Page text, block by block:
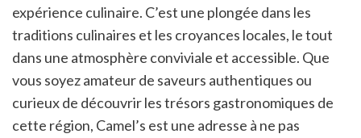
expérience culinaire. C’est une plongée dans les
traditions culinaires et les croyances locales, le tout
dans une atmosphère conviviale et accessible. Que
vous soyez amateur de saveurs authentiques ou
curieux de découvrir les trésors gastronomiques de
cette région, Camel’s est une adresse à ne pas